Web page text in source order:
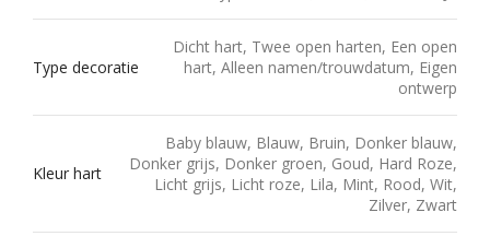
Type decoratie
Dicht hart, Twee open harten, Een open
hart, Alleen namen/trouwdatum, Eigen
ontwerp
Kleur hart
Baby blauw, Blauw, Bruin, Donker blauw,
Donker grijs, Donker groen, Goud, Hard Roze,
Licht grijs, Licht roze, Lila, Mint, Rood, Wit,
Zilver, Zwart